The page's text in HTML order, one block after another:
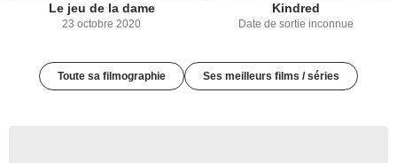
Le jeu de la dame
23 octobre 2020
Kindred
Date de sortie inconnue
Toute sa filmographie Ses meilleurs films / séries